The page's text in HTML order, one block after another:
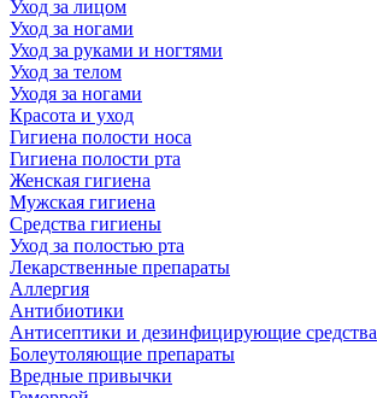
Уход за лицом
Уход за ногами
Уход за руками и ногтями
Уход за телом
Уходя за ногами
Красота и уход
Гигиена полости носа
Гигиена полости рта
Женская гигиена
Мужская гигиена
Средства гигиены
Уход за полостью рта
Лекарственные препараты
Аллергия
Антибиотики
Антисептики и дезинфицирующие средства
Болеутоляющие препараты
Вредные привычки